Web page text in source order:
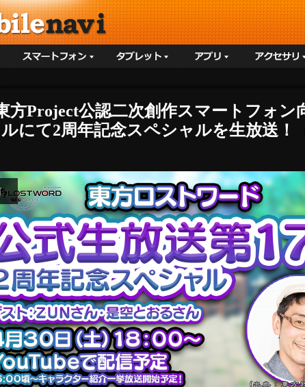
方Project公認二次創作スマートフォン
にて2周年記念スペシャルを生放送！